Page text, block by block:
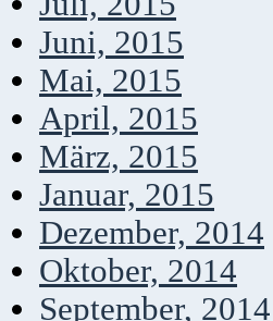
Juni, 2015
Mai, 2015
April, 2015
März, 2015
Januar, 2015
Dezember, 2014
Oktober, 2014
September, 2014